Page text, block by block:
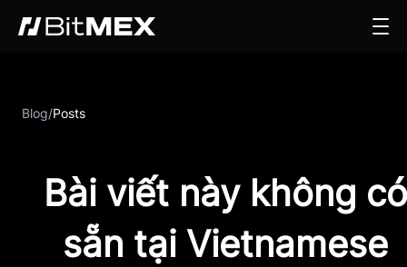
Blog/Posts
Bài viết này không có
sẵn tại Vietnamese